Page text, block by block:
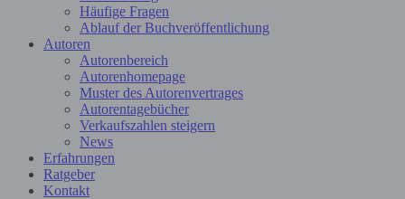
Häufige Fragen
Ablauf der Buchveröffentlichung
Autoren
Autorenbereich
Autorenhomepage
Muster des Autorenvertrages
Autorentagebücher
Verkaufszahlen steigern
News
Erfahrungen
Ratgeber
Kontakt